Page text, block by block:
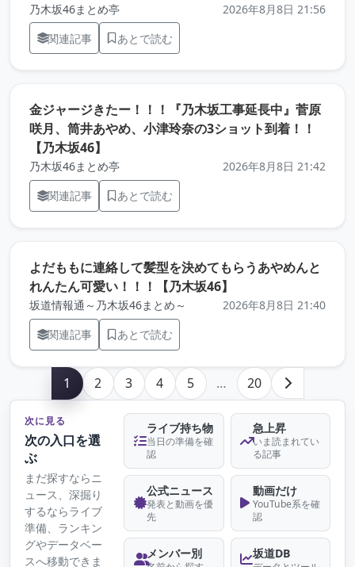
乃木坂46まとめ亭
2026年8月8日 21:56
関連記事
あとで読む
金ジャージきたー！！！『乃木坂工事延長中』菅原
咲月、筒井あやめ、小津玲奈の3ショット到着！！
【乃木坂46】
乃木坂46まとめ亭
2026年8月8日 21:42
関連記事
あとで読む
よだももに連絡して髪型を決めてもらうあやめんと
れんたん可愛い！！！【乃木坂46】
坂道情報通～乃木坂46まとめ～
2026年8月8日 21:40
関連記事
あとで読む
1 2 3 4 5 … 20
次に見る
次の入口を選
ぶ
まだ探すならニ
ュース、深掘り
するならライブ
準備、ランキン
グやデータベー
スへ移動できま
ライブ持ち物
当日の準備を確
認
急上昇
いま読まれてい
る記事
公式ニュース
発表と動画を優
先
動画だけ
YouTube系を確
認
メンバー別 坂道DB